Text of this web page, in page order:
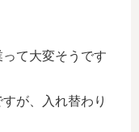
て大変そうです
が、入れ替わり